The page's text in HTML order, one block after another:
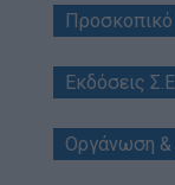
Βραβεία &
Τι κάνουμε
Η
Εκδόσεις
Οργάνωση &